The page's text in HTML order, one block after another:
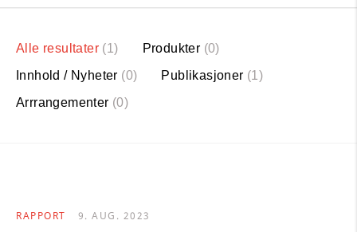
Alle resultater (1) Produkter (0)
Innhold / Nyheter (0) Publikasjoner (1)
Arrrangementer (0)
RAPPORT 9. AUG. 2023